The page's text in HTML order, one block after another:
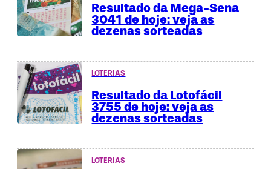
Resultado da Mega-Sena
3041 de hoje: veja as
dezenas sorteadas
LOTERIAS
Resultado da Lotofácil
3755 de hoje: veja as
dezenas sorteadas
LOTERIAS